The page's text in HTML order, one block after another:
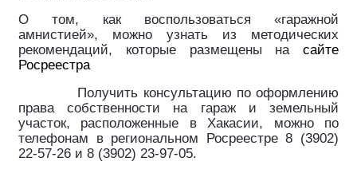
О том, как воспользоваться «гаражной
амнистией», можно узнать из методических
рекомендаций, которые размещены на сайте
Росреестра
Получить консультацию по оформлению
права собственности на гараж и земельный
участок, расположенные в Хакасии, можно по
телефонам в региональном Росреестре 8 (3902)
22-57-26 и 8 (3902) 23-97-05.